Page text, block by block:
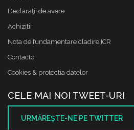
Declaraţii de avere
Achizitii
Nota de fundamentare cladire ICR
Contacto
Cookies & protectia datelor
CELE MAI NOI TWEET-URI
URMĂREŞTE-NE PE TWITTER